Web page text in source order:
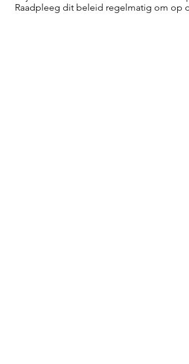
Raadpleeg dit beleid regelmatig om op